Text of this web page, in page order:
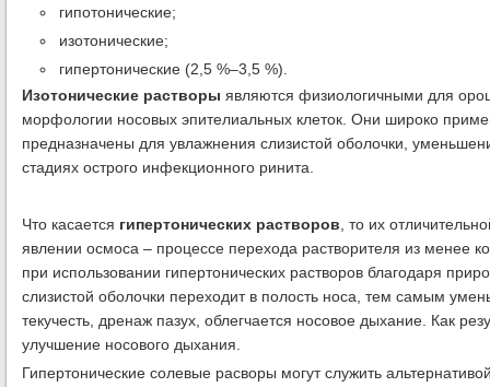
гипотонические;
изотонические;
гипертонические (2,5 %–3,5 %).
Изотонические растворы являются физиологичными для
морфологии носовых эпителиальных клеток. Они широко
предназначены для увлажнения слизистой оболочки,
стадиях острого инфекционного ринита.
Что касается гипертонических растворов , то их
явлении осмоса – процессе перехода растворителя из менее
при использовании гипертонических растворов благодаря
слизистой оболочки переходит в полость носа, тем самым
текучесть, дренаж пазух, облегчается носовое дыхание. Как
улучшение носового дыхания.
Гипертонические солевые расворы могут служить